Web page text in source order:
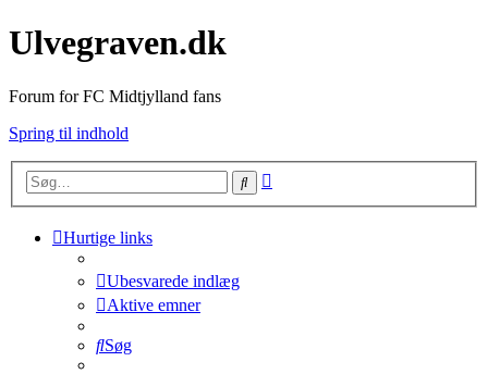
Ulvegraven.dk
Forum for FC Midtjylland fans
Spring til indhold
Søg
Hurtige links
Ubesvarede indlæg
Aktive emner
Søg